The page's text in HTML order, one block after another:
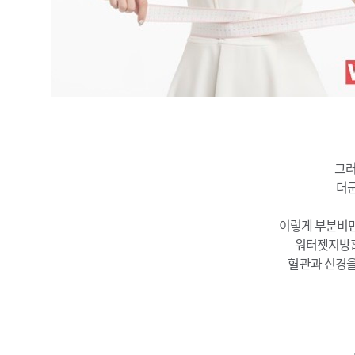
그
더
이렇게 부분비
워터젯지방
혈관과 신경